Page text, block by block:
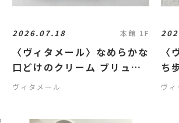
2026.07.18 本館 1F
〈ヴィタメール〉なめらかな
口どけのクリーム ブリュレ
🍮
ヴィタメール
〈
ち
レ
ヴィ